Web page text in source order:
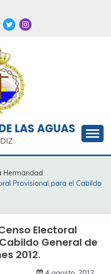
LAS AGUAS
Hermandad
Provisional para el Cabildo
Electoral
General de
2012.